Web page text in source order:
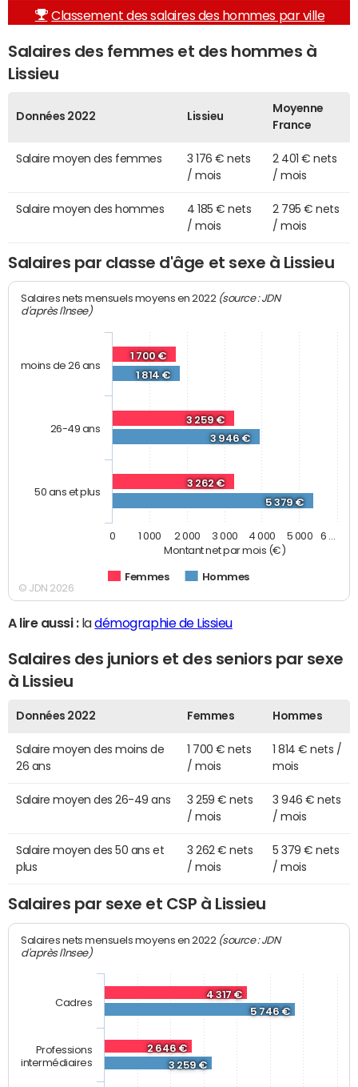
Classement des salaires des hommes par ville
Salaires des femmes et des hommes à
Lissieu
Données 2022 Lissieu
Moyenne
France
Salaire moyen des femmes
3 176 € nets
/ mois
2 401 € nets
/ mois
Salaire moyen des hommes
4 185 € nets
/ mois
2 795 € nets
/ mois
Salaires par classe d'âge et sexe à Lissieu
Montant net par mois (€)
Salaires nets mensuels moyens en 2022 (source : JDN
d'après l'Insee)
1 700 €
3 259 €
3 262 €
1 814 €
3 946 €
5 379 €
Femmes Hommes
moins de 26 ans
26-49 ans
50 ans et plus
0 1 000 2 000 3 000 4 000 5 000 6 …
© JDN 2026
A lire aussi :ladémographie de Lissieu
Salaires des juniors et des seniors par sexe
à Lissieu
Données 2022 Femmes Hommes
Salaire moyen des moins de
26 ans
1 700 € nets
/ mois
1 814 € nets /
mois
Salaire moyen des 26-49 ans
3 259 € nets
/ mois
3 946 € nets
/ mois
Salaire moyen des 50 ans et
plus
3 262 € nets
/ mois
5 379 € nets
/ mois
Salaires par sexe et CSP à Lissieu
Salaires nets mensuels moyens en 2022 (source : JDN
d'après l'Insee)
4 317 €
2 646 €
5 746 €
3 259 €
Cadres
Professions
intermédiaires